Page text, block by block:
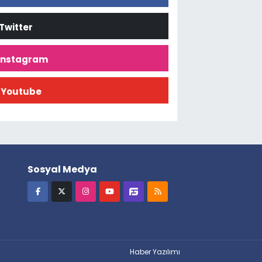
Twitter
Youtube
Sosyal Medya
Haber Yazılımı